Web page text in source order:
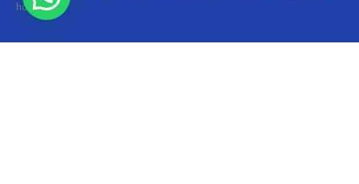
holding....